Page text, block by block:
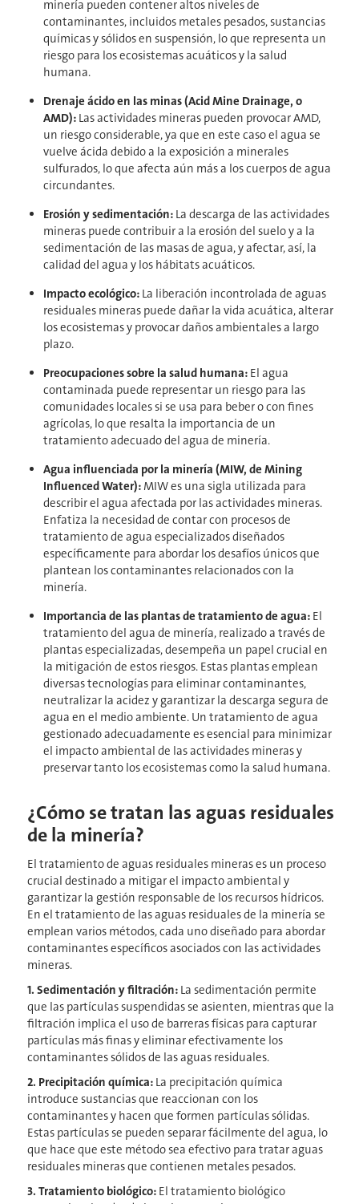
minería pueden contener altos niveles de
contaminantes, incluidos metales pesados, sustancias
químicas y sólidos en suspensión, lo que representa un
riesgo para los ecosistemas acuáticos y la salud
humana.
Drenaje ácido en las minas (Acid Mine Drainage, o
AMD): Las actividades mineras pueden provocar AMD,
un riesgo considerable, ya que en este caso el agua se
vuelve ácida debido a la exposición a minerales
sulfurados, lo que afecta aún más a los cuerpos de agua
circundantes.
Erosión y sedimentación: La descarga de las actividades
mineras puede contribuir a la erosión del suelo y a la
sedimentación de las masas de agua, y afectar, así, la
calidad del agua y los hábitats acuáticos.
Impacto ecológico: La liberación incontrolada de aguas
residuales mineras puede dañar la vida acuática, alterar
los ecosistemas y provocar daños ambientales a largo
plazo.
Preocupaciones sobre la salud humana: El agua
contaminada puede representar un riesgo para las
comunidades locales si se usa para beber o con fines
agrícolas, lo que resalta la importancia de un
tratamiento adecuado del agua de minería.
Agua influenciada por la minería (MIW, de Mining
Influenced Water):MIW es una sigla utilizada para
describir el agua afectada por las actividades mineras.
Enfatiza la necesidad de contar con procesos de
tratamiento de agua especializados diseñados
específicamente para abordar los desafíos únicos que
plantean los contaminantes relacionados con la
minería.
Importancia de las plantas de tratamiento de agua: El
tratamiento del agua de minería, realizado a través de
plantas especializadas, desempeña un papel crucial en
la mitigación de estos riesgos. Estas plantas emplean
diversas tecnologías para eliminar contaminantes,
neutralizar la acidez y garantizar la descarga segura de
agua en el medio ambiente. Un tratamiento de agua
gestionado adecuadamente es esencial para minimizar
el impacto ambiental de las actividades mineras y
preservar tanto los ecosistemas como la salud humana.
¿Cómo se tratan las aguas residuales
de la minería?
El tratamiento de aguas residuales mineras es un proceso
crucial destinado a mitigar el impacto ambiental y
garantizar la gestión responsable de los recursos hídricos.
En el tratamiento de las aguas residuales de la minería se
emplean varios métodos, cada uno diseñado para abordar
contaminantes específicos asociados con las actividades
mineras.
1. Sedimentación y filtración: La sedimentación permite
que las partículas suspendidas se asienten, mientras que la
filtración implica el uso de barreras físicas para capturar
partículas más finas y eliminar efectivamente los
contaminantes sólidos de las aguas residuales.
2. Precipitación química: La precipitación química
introduce sustancias que reaccionan con los
contaminantes y hacen que formen partículas sólidas.
Estas partículas se pueden separar fácilmente del agua, lo
que hace que este método sea efectivo para tratar aguas
residuales mineras que contienen metales pesados.
3. Tratamiento biológico: El tratamiento biológico